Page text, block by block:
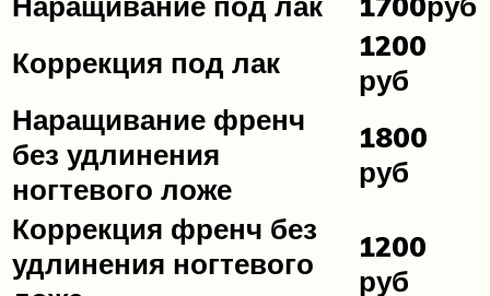
Коррекция под лак
1200
руб
Наращивание френч
без удлинения
ногтевого ложе
1800
руб
Коррекция френч без
удлинения ногтевого
1200
руб